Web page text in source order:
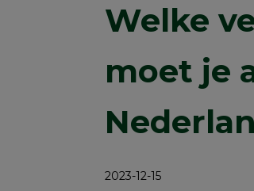
Welke
moet je
2023-12-15